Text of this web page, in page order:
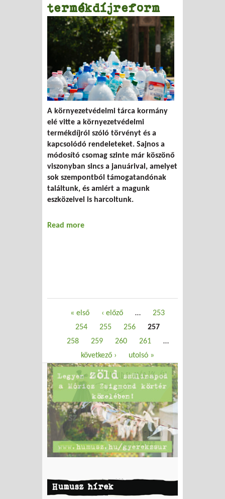
termékdíjreform
A környezetvédelmi tárca kormány
elé vitte a környezetvédelmi
termékdíjról szóló törvényt és a
kapcsolódó rendeleteket. Sajnos a
módosító csomag szinte már köszönő
viszonyban sincs a januárival, amelyet
sok szempontból támogatandónak
találtunk, és amiért a magunk
eszközeivel is harcoltunk.
Read more
Oldalak« első ‹ előző …
253
254
255 256
257
258
259 260 261
…
következő ›
utolsó »
Humusz hírek